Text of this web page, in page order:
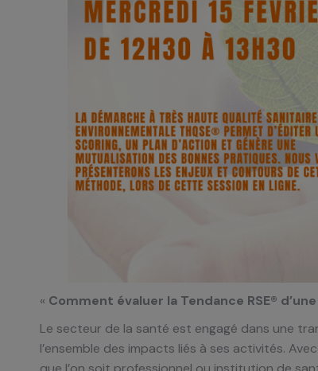
« Comment évaluer la Tendance RSE®
Le secteur de la santé est engagé dans une
l’ensemble des impacts liés à ses activités.